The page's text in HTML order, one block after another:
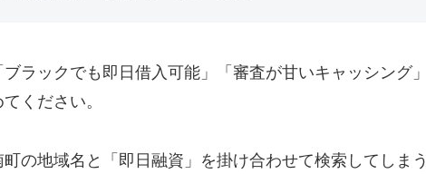
ラックでも即日借入可能」「審査が甘いキャッシング」
ください。
の地域名と「即日融資」を掛け合わせて検索してしまう